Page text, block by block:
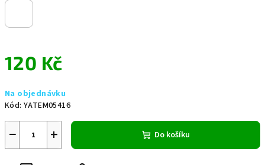
120 Kč
cena:
Na objednávku
Kód: YATEM05416
+
− Do košíku